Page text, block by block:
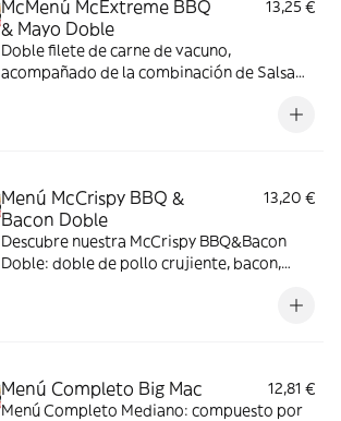
McMenú McExtreme BBQ
& Mayo Doble
13,25 €
Doble filete de carne de vacuno,
acompañado de la combinación de Salsa
doble de cheddar, lechuga fresca y tiras de
Menú McCrispy BBQ &
Bacon Doble
13,20 €
Descubre nuestra McCrispy BBQ&Bacon
Doble: doble de pollo crujiente, bacon,
Menú Completo Big Mac
12,81 €
Menú Completo Mediano: compuesto por